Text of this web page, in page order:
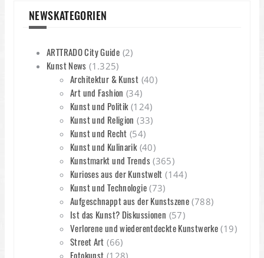
NEWSKATEGORIEN
ARTTRADO City Guide (2)
Kunst News (1.325)
Architektur & Kunst (40)
Art und Fashion (34)
Kunst und Politik(124)
Kunst und Religion (33)
Kunst und Recht (54)
Kunst und Kulinarik(40)
Kunstmarkt und Trends(365)
Kurioses aus der Kunstwelt (144)
Kunst und Technologie(73)
Aufgeschnappt aus der Kunstszene (788)
Ist das Kunst? Diskussionen (57)
Verlorene und wiederentdeckte Kunstwerke (19)
Street Art (66)
Fotokunst